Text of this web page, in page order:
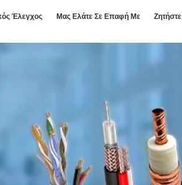
Έλεγχος Μας Ελάτε Σε Επαφή Με